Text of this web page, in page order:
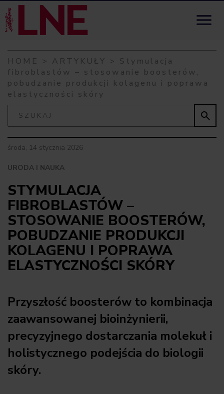
Skip to content

HOME > ARTYKUŁY > Stymulacja
fibroblastów – stosowanie boosterów,
pobudzanie produkcji kolagenu i poprawa
elastyczności skóry

środa, 14 stycznia 2026
URODA I NAUKA
STYMULACJA
FIBROBLASTÓW –
STOSOWANIE BOOSTERÓW,
POBUDZANIE PRODUKCJI
KOLAGENU I POPRAWA
ELASTYCZNOŚCI SKÓRY
Przyszłość boosterów to kombinacja
zaawansowanej bioinżynierii,
precyzyjnego dostarczania molekuł i
holistycznego podejścia do biologii
skóry.